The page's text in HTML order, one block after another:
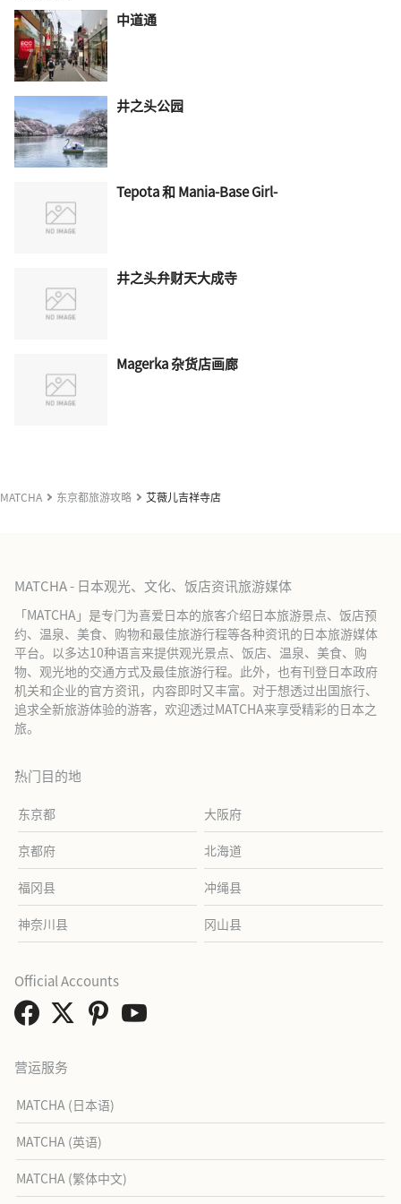
中道通
井之头公园
Tepota 和 Mania-Base Girl-
井之头弁财天大成寺
Magerka 杂货店画廊
MATCHA 东京都旅游攻略 艾薇儿吉祥寺店
MATCHA - 日本观光、文化、饭店资讯旅游媒体
「MATCHA」是专门为喜爱日本的旅客介绍日本旅游景点、饭店预
约、温泉、美食、购物和最佳旅游行程等各种资讯的日本旅游媒体
平台。以多达10种语言来提供观光景点、饭店、温泉、美食、购
物、观光地的交通方式及最佳旅游行程。此外，也有刊登日本政府
机关和企业的官方资讯，内容即时又丰富。对于想透过出国旅行、
追求全新旅游体验的游客，欢迎透过MATCHA来享受精彩的日本之
旅。
热门目的地
东京都 大阪府
京都府 北海道
福冈县 冲绳县
神奈川县 冈山县
营运服务
MATCHA (日本语)
MATCHA (英语)
MATCHA (繁体中文)
Official Accounts